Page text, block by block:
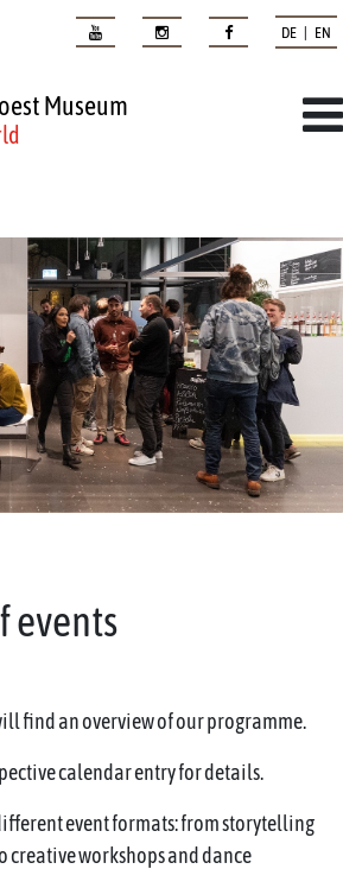
DE | EN
Museum
events
find an overview of our programme.
calendar entry for details.
event formats: from storytelling
creative workshops and dance